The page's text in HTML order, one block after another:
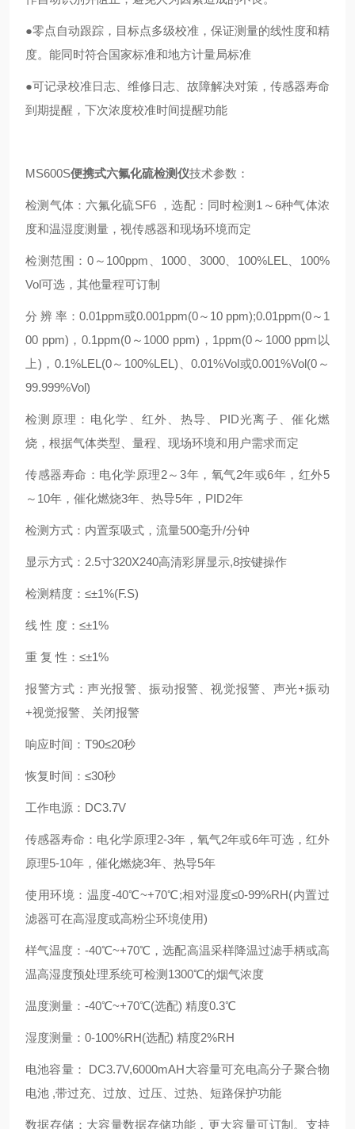
●零点自动跟踪，目标点多级校准，保证测量的线性度和精
度。能同时符合国家标准和地方计量局标准
●可记录校准日志、维修日志、故障解决对策，传感器寿命
到期提醒，下次浓度校准时间提醒功能
MS600S便携式六氟化硫检测仪技术参数：
检测气体：六氟化硫SF6 ，选配：同时检测1～6种气体浓
度和温湿度测量，视传感器和现场环境而定
检测范围：0～100ppm、1000、3000、100%LEL、100%
Vol可选，其他量程可订制
分 辨 率：0.01ppm或0.001ppm(0～10 ppm);0.01ppm(0～1
00 ppm)，0.1ppm(0～1000 ppm)，1ppm(0～1000 ppm以
上)，0.1%LEL(0～100%LEL)、0.01%Vol或0.001%Vol(0～
99.999%Vol)
检测原理：电化学、红外、热导、PID光离子、催化燃
烧，根据气体类型、量程、现场环境和用户需求而定
传感器寿命：电化学原理2～3年，氧气2年或6年，红外5
～10年，催化燃烧3年、热导5年，PID2年
检测方式：内置泵吸式，流量500毫升/分钟
显示方式：2.5寸320X240高清彩屏显示,8按键操作
检测精度：≤±1%(F.S)
线 性 度：≤±1%
重 复 性：≤±1%
报警方式：声光报警、振动报警、视觉报警、声光+振动
+视觉报警、关闭报警
响应时间：T90≤20秒
恢复时间：≤30秒
工作电源：DC3.7V
传感器寿命：电化学原理2-3年，氧气2年或6年可选，红外
原理5-10年，催化燃烧3年、热导5年
使用环境：温度-40℃~+70℃;相对湿度≤0-99%RH(内置过
滤器可在高湿度或高粉尘环境使用)
样气温度：-40℃~+70℃，选配高温采样降温过滤手柄或高
温高湿度预处理系统可检测1300℃的烟气浓度
温度测量：-40℃~+70℃(选配) 精度0.3℃
湿度测量：0-100%RH(选配) 精度2%RH
电池容量： DC3.7V,6000mAH大容量可充电高分子聚合物
电池 ,带过充、过放、过压、过热、短路保护功能
数据存储：大容量数据存储功能，更大容量可订制。支持